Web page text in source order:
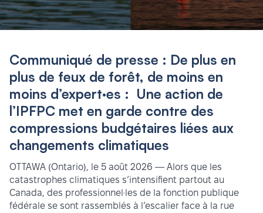
Communiqué de presse : De plus en
plus de feux de forêt, de moins en
moins d’expert·es : Une action de
l’IPFPC met en garde contre des
compressions budgétaires liées aux
changements climatiques
OTTAWA (Ontario), le 5 août 2026 — Alors que les
catastrophes climatiques s’intensifient partout au
Canada, des professionnel·les de la fonction publique
fédérale se sont rassemblés à l’escalier face à la rue